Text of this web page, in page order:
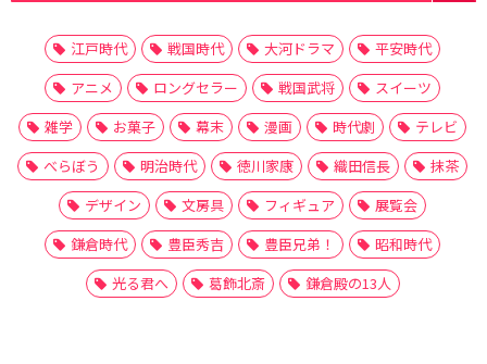
江戸時代 戦国時代 大河ドラマ
平安時代
アニメ
ロングセラー 戦国武将
スイーツ
雑学
お菓子 幕末 漫画 時代劇
テレビ
べらぼう
明治時代 徳川家康 織田信長
抹茶
デザイン
文房具 フィギュア
展覧会
鎌倉時代
豊臣秀吉 豊臣兄弟！
昭和時代
光る君へ
葛飾北斎 鎌倉殿の13人